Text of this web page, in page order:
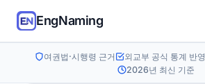
EngNaming
여권법·시행령 근거 외교부 공식 통계 반영
2026년 최신 기준